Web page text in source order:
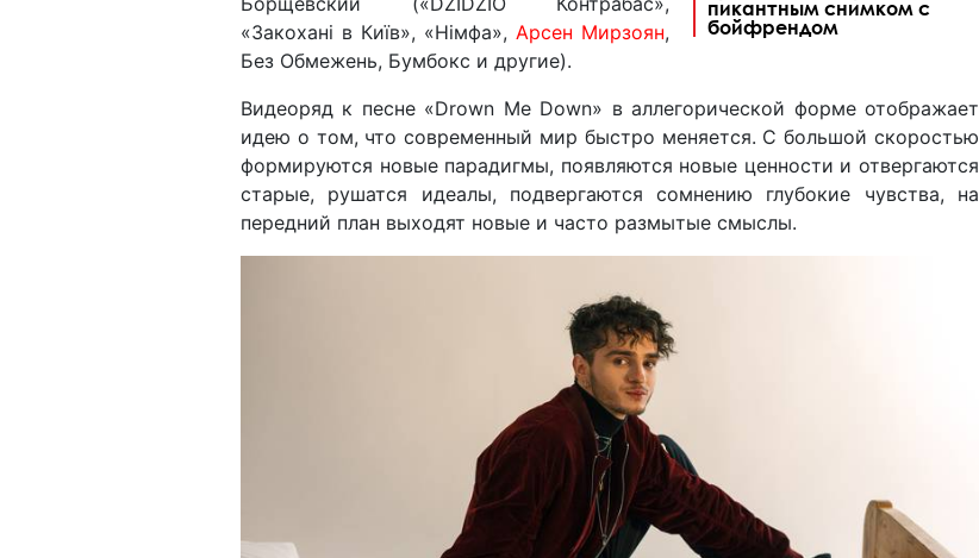
пикантным снимком с
бойфрендом
«Закохані в Київ», «Німфа», Арсен Мирзоян,
Без Обмежень, Бумбокс и другие).
Видеоряд к песне «Drown Me Down» в аллегорической форме отображает
идею о том, что современный мир быстро меняется. С большой скоростью
формируются новые парадигмы, появляются новые ценности и отвергаются
старые, рушатся идеалы, подвергаются сомнению глубокие чувства, на
передний план выходят новые и часто размытые смыслы.